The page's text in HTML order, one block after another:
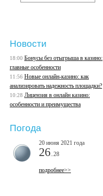
Новости
18:00 Бонусы без отыгрыша в казино:
главные особенности
11:56 Новые онлайн-казино: как
анализировать надежность площадки?
10:28 Лицензия в онлайн казино:
особенности и преимущества
Погода
20 июня 2021 года
26 ..28
подробнее>>